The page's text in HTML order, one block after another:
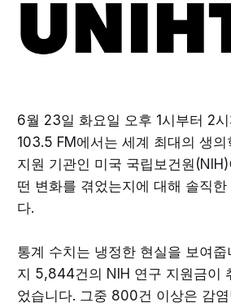
6월 23일 화요일 오후 1시부터 2
103.5 FM에서는 세계 최대의 생
지원 기관인 미국 국립보건원
떤 변화를 겪었는지에 대해 솔직
다.
통계 수치는 냉정한 현실을 보여
지 5,844건의 NIH 연구 지원금이
었습니다. 그중 800건 이상은 감